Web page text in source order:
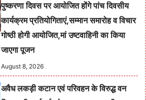
पुष्करणा दिवस पर आयोजित होंगे पांच दिवसीय
कार्यक्रम प्रतियोगिताएं,सम्मान समारोह व विचार
गोष्ठी होगी आयोजित,मां उष्टवाहिनी का किया
जाएगा पूजन
August 8, 2026
अवैध लकड़ी कटान एवं परिवहन के विरुद्ध वन